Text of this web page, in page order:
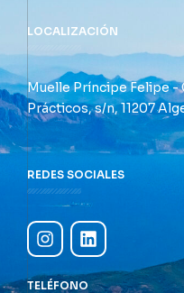
LOCALIZACIÓN
Muelle Príncipe Felipe -
Prácticos, s/n, 11207
REDES SOCIALES
TELÉFONO